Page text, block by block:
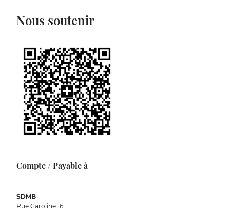
Nous soutenir
Compte / Payable à
SDMB
Rue Caroline 16